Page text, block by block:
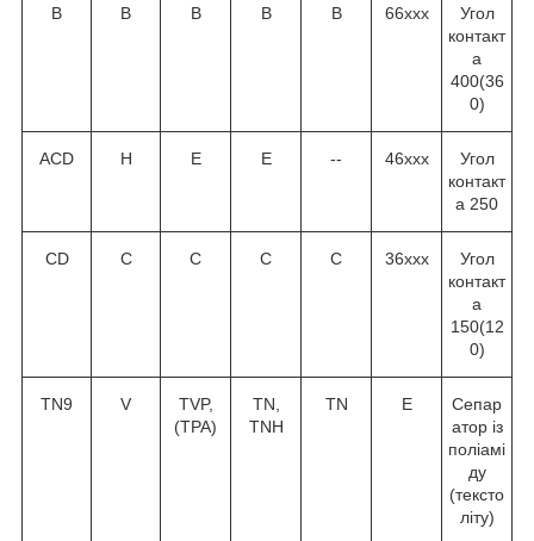
В В В В В 66ххх
Угол
контакт
а
400(36
0)
ACD H E E -- 46ххх
Угол
контакт
а 250
CD C C C C 36ххх
Угол
контакт
а
150(12
0)
TN9 V
TVP,
(TPA)
TN,
TNH
TN Е
Сепар
атор із
поліамі
ду
(тексто
літу)